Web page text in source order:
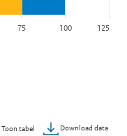
75 100 125
Toon tabel Download data